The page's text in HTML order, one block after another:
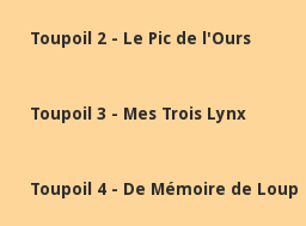
Toupoil 2 - Le Pic de l'Ours
Toupoil 3 - Mes Trois Lynx
Toupoil 4 - De Mémoire de Loup